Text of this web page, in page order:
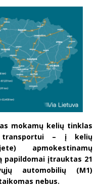
mokamų kelių tinklas
transportui – į kelių
apmokestinamų
papildomai įtrauktas 21
automobilių (M1)
nebus.